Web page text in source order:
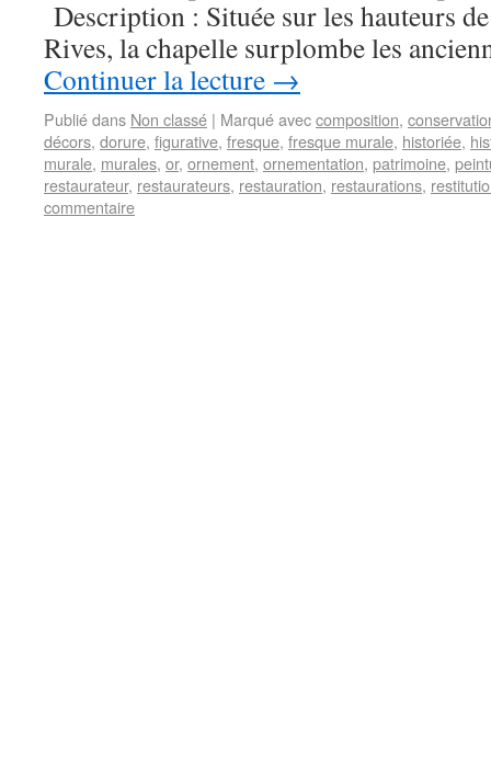
Description : Située sur les hauteurs
Rives, la chapelle surplombe les
Continuer la lecture →
Publié dans Non classé | Marqué aveccomposition,
décors, dorure, figurative, fresque, fresque murale, historiée,
murale, murales, or, ornement, ornementation, patrimoine,
restaurateur, restaurateurs, restauration, restaurations,
commentaire